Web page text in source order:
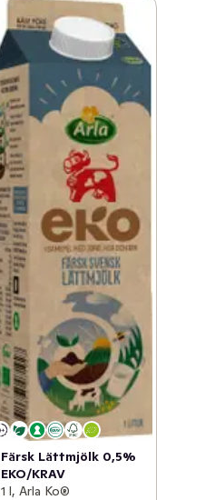
Färsk Lättmjölk 0,5%
EKO/KRAV
1 l, Arla Ko®